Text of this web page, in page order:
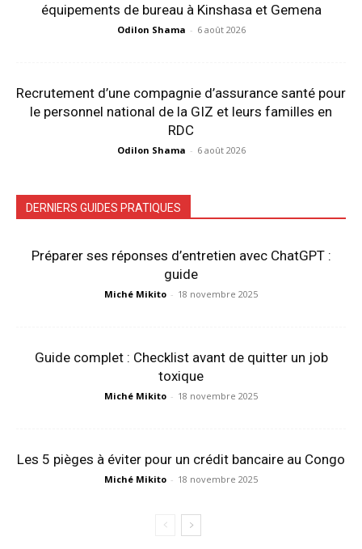
équipements de bureau à Kinshasa et Gemena
Odilon Shama - 6 août 2026
Recrutement d’une compagnie d’assurance santé pour
le personnel national de la GIZ et leurs familles en
RDC
Odilon Shama - 6 août 2026
DERNIERS GUIDES PRATIQUES
Préparer ses réponses d’entretien avec ChatGPT :
guide
Miché Mikito - 18 novembre 2025
Guide complet : Checklist avant de quitter un job
toxique
Miché Mikito - 18 novembre 2025
Les 5 pièges à éviter pour un crédit bancaire au Congo
Miché Mikito - 18 novembre 2025